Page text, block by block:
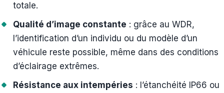
totale.
Qualité d’image constante : grâce au WDR,
l’identification d’un individu ou du modèle d’un
véhicule reste possible, même dans des conditions
d’éclairage extrêmes.
Résistance aux intempéries : l’étanchéité IP66 ou